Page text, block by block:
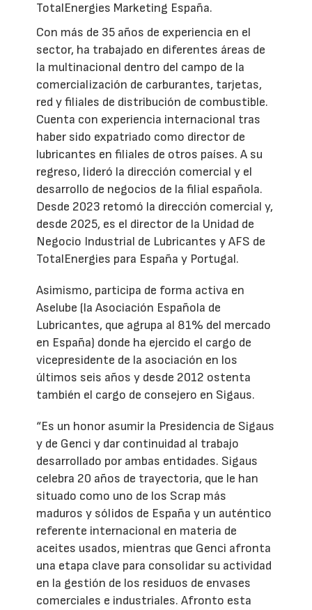
TotalEnergies Marketing España.
Con más de 35 años de experiencia en el
sector, ha trabajado en diferentes áreas de
la multinacional dentro del campo de la
comercialización de carburantes, tarjetas,
red y filiales de distribución de combustible.
Cuenta con experiencia internacional tras
haber sido expatriado como director de
lubricantes en filiales de otros países. A su
regreso, lideró la dirección comercial y el
desarrollo de negocios de la filial española.
Desde 2023 retomó la dirección comercial y,
desde 2025, es el director de la Unidad de
Negocio Industrial de Lubricantes y AFS de
TotalEnergies para España y Portugal.
Asimismo, participa de forma activa en
Aselube (la Asociación Española de
Lubricantes, que agrupa al 81% del mercado
en España) donde ha ejercido el cargo de
vicepresidente de la asociación en los
últimos seis años y desde 2012 ostenta
también el cargo de consejero en Sigaus.
“Es un honor asumir la Presidencia de Sigaus
y de Genci y dar continuidad al trabajo
desarrollado por ambas entidades. Sigaus
celebra 20 años de trayectoria, que le han
situado como uno de los Scrap más
maduros y sólidos de España y un auténtico
referente internacional en materia de
aceites usados, mientras que Genci afronta
una etapa clave para consolidar su actividad
en la gestión de los residuos de envases
comerciales e industriales. Afronto esta